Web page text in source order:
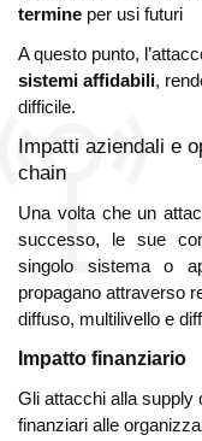
termine per usi futuri
A questo punto,
sistemi affidabili,
difficile.
Impatti aziendali e
chain
Una volta che un
successo, le sue
singolo sistema o
propagano attraverso
diffuso, multilivello e
Impatto finanziario
Gli attacchi alla supply
finanziari alle